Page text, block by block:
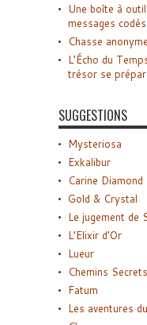
Une boîte à
messages codés
Chasse
L’Écho du
trésor se
SUGGESTIONS
Mysteriosa
Exkalibur
Carine Diamond
Gold & Crystal
Le jugement de
L’Elixir d’Or
Lueur
Chemins Secrets
Fatum
Les aventures